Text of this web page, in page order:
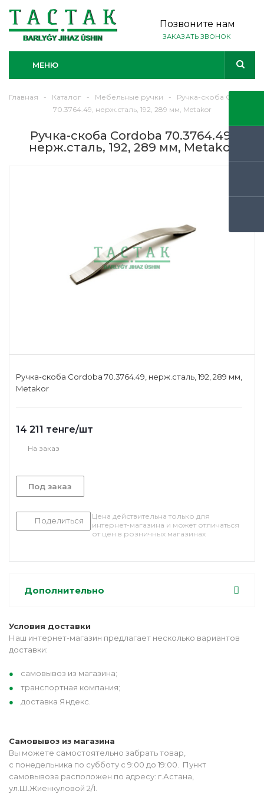
Позвоните нам
ЗАКАЗАТЬ ЗВОНОК
МЕНЮ
Главная - Каталог - Мебельные ручки -
Ручка-скоба Cordoba
70.3764.49, нерж.сталь, 192, 289 мм, Metakor
Ручка-скоба Cordoba 70.3764.49,
нерж.сталь, 192, 289 мм, Metakor
Ручка-скоба Cordoba 70.3764.49, нерж.сталь, 192, 289 мм,
Metakor
14 211 тенге/шт
На заказ
Под заказ
Поделиться
Цена действительна только для
интернет-магазина и может отличаться
от цен в розничных магазинах
Дополнительно
Условия доставки
Наш интернет-магазин предлагает несколько вариантов
доставки:
самовывоз из магазина;
транспортная компания;
доставка Яндекс.
Самовывоз из магазина
Вы можете самостоятельно забрать товар,
с понедельника по субботу с 9:00 до 19:00. Пункт
самовывоза расположен по адресу: г.Астана,
ул.Ш.Жиенкуловой 2/1.